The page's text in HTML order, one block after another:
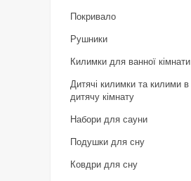
Покривало
Рушники
Килимки для ванної кімнати
Дитячі килимки та килими в
дитячу кімнату
Набори для сауни
Подушки для сну
Ковдри для сну